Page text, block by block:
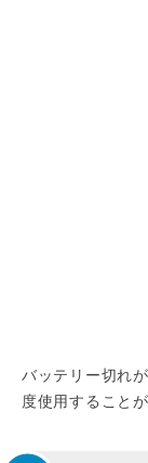
バッテリー切れ
度使用すること